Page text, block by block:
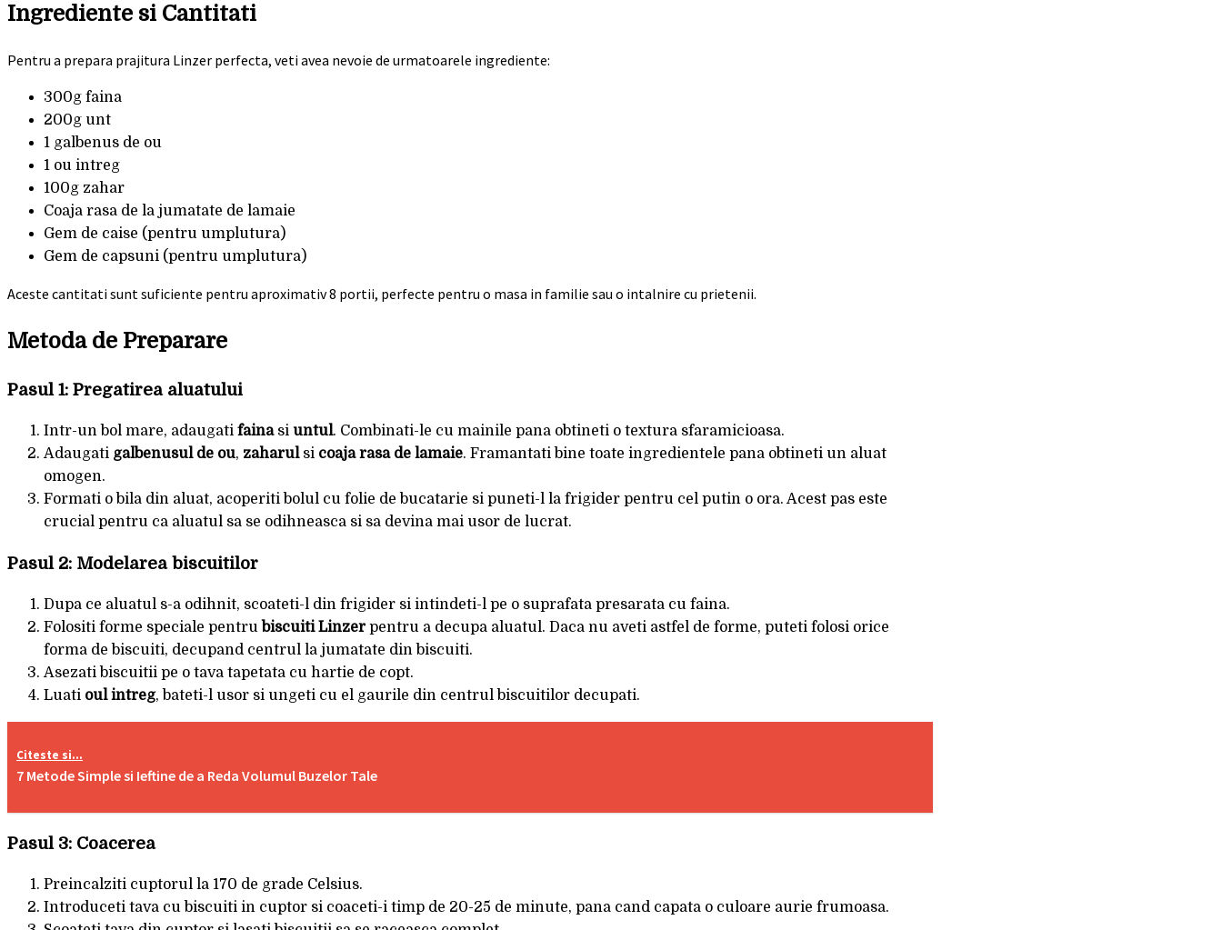
Ingrediente si Cantitati
Pentru a prepara prajitura Linzer perfecta, veti avea nevoie de urmatoarele ingrediente:
300g faina
200g unt
1 galbenus de ou
1 ou intreg
100g zahar
Coaja rasa de la jumatate de lamaie
Gem de caise (pentru umplutura)
Gem de capsuni (pentru umplutura)
Aceste cantitati sunt suficiente pentru aproximativ 8 portii, perfecte pentru o masa in familie sau o intalnire cu prietenii.
Metoda de Preparare
Pasul 1: Pregatirea aluatului
Intr-un bol mare, adaugati fainasi untul. Combinati-le cu mainile pana obtineti o textura sfaramicioasa.
Adaugati galbenusul de ou, zaharulsi coaja rasa de lamaie. Framantati bine toate ingredientele pana obtineti un aluat
omogen.
Formati o bila din aluat, acoperiti bolul cu folie de bucatarie si puneti-l la frigider pentru cel putin o ora. Acest pas este
crucial pentru ca aluatul sa se odihneasca si sa devina mai usor de lucrat.
Pasul 2: Modelarea biscuitilor
Dupa ce aluatul s-a odihnit, scoateti-l din frigider si intindeti-l pe o suprafata presarata cu faina.
Folositi forme speciale pentru biscuiti Linzer pentru a decupa aluatul. Daca nu aveti astfel de forme, puteti folosi orice
forma de biscuiti, decupand centrul la jumatate din biscuiti.
Asezati biscuitii pe o tava tapetata cu hartie de copt.
Luati oul intreg, bateti-l usor si ungeti cu el gaurile din centrul biscuitilor decupati.
Citeste si...
7 Metode Simple si Ieftine de a Reda Volumul Buzelor Tale
Pasul 3: Coacerea
Preincalziti cuptorul la 170 de grade Celsius.
Introduceti tava cu biscuiti in cuptor si coaceti-i timp de 20-25 de minute, pana cand capata o culoare aurie frumoasa.